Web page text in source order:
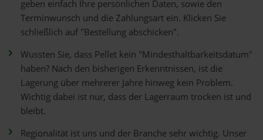
geben einfach Ihre persönlichen Daten, sowie den
Terminwunsch und die Zahlungsart ein. Klicken Sie
schließlich auf "Bestellung abschicken".
Wussten Sie, dass Pellet kein "Mindesthaltbarkeitsdatum"
haben? Nach den bisherigen Erkenntnissen, ist die
Lagerung über mehrerer Jahre hinweg kein Problem.
Wichtig dabei ist nur, dass der Lagerraum trocken ist und
bleibt.
Regionalität ist uns und der Branche sehr wichtig. Unser